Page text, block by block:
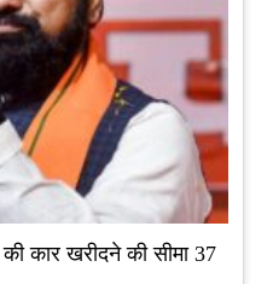
की कार खरीदने की सीमा 37